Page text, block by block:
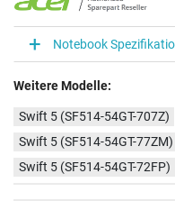
Notebook
Weitere Modelle:
Swift 5 (SF514-54GT-707Z)
Swift 5 (SF514-54GT-77ZM)
Swift 5 (SF514-54GT-72FP)